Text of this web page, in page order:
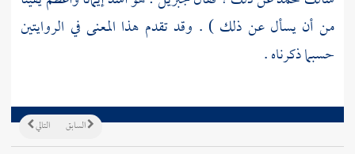
من أن يسأل عن ذلك ) . وقد تقدم هذا المعنى في الروايتين
حسبما ذكرناه .
التالي السابق